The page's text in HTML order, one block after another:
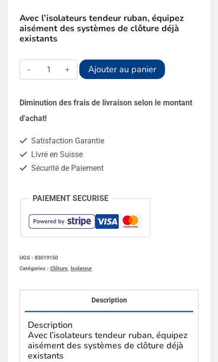
Avec l’isolateurs tendeur ruban, équipez
aisément des systèmes de clôture déjà
existants
quantité
de
Isolateurs
tendeur
-
Ajouter au panier
Diminution des frais de livraison selon le montant
d'achat!
Satisfaction Garantie
Livré en Suisse
Sécurité de Paiement
PAIEMENT SECURISE
UGS : 83019150
Catégories : Clôture Isolateur
Description
Description
Avec l’isolateurs tendeur ruban, équipez
aisément des systèmes de clôture déjà
existants